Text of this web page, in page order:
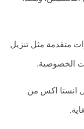
متقدمة مثل تنزيل
الخصوصية.
انستا اكس من